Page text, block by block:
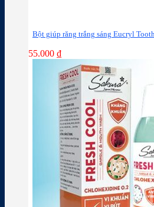
Bột giúp răng trắng sáng Eucryl
55.000 ₫